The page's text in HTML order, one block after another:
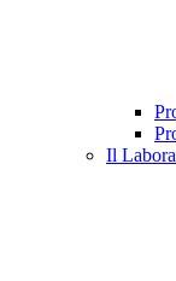
Il